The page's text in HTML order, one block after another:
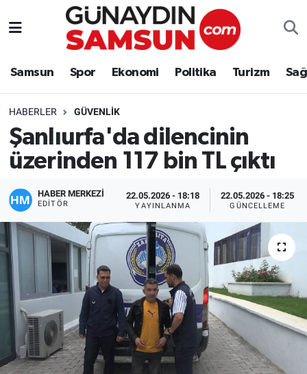
Samsun Spor Ekonomi Politika Turizm
HABERLER GÜVENLIK
Şanlıurfa'da dilencinin
üzerinden 117 bin TL çıktı
HABER MERKEZİ
EDITÖR
22.05.2026 - 18:18
YAYINLANMA
22.05.2026 - 18:25
GÜNCELLEME
Samsun
Politika
Turizm
Sağlık
Eğitim
Yaşam
Kültür Sanat
Bilim ve Teknoloji
Nöbetçi Eczaneler
Süper Lig Puan Durumu ve Fikstür
Tüm Manşetler
Son Dakika Haberleri
Haber Arşivi